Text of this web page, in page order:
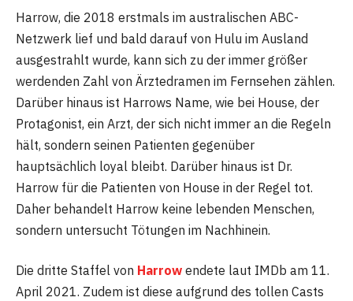
Harrow, die 2018 erstmals im australischen ABC-
Netzwerk lief und bald darauf von Hulu im Ausland
ausgestrahlt wurde, kann sich zu der immer größer
werdenden Zahl von Ärztedramen im Fernsehen zählen.
Darüber hinaus ist Harrows Name, wie bei House, der
Protagonist, ein Arzt, der sich nicht immer an die Regeln
hält, sondern seinen Patienten gegenüber
hauptsächlich loyal bleibt. Darüber hinaus ist Dr.
Harrow für die Patienten von House in der Regel tot.
Daher behandelt Harrow keine lebenden Menschen,
sondern untersucht Tötungen im Nachhinein.
Die dritte Staffel von Harrow endete laut IMDb am 11.
April 2021. Zudem ist diese aufgrund des tollen Casts